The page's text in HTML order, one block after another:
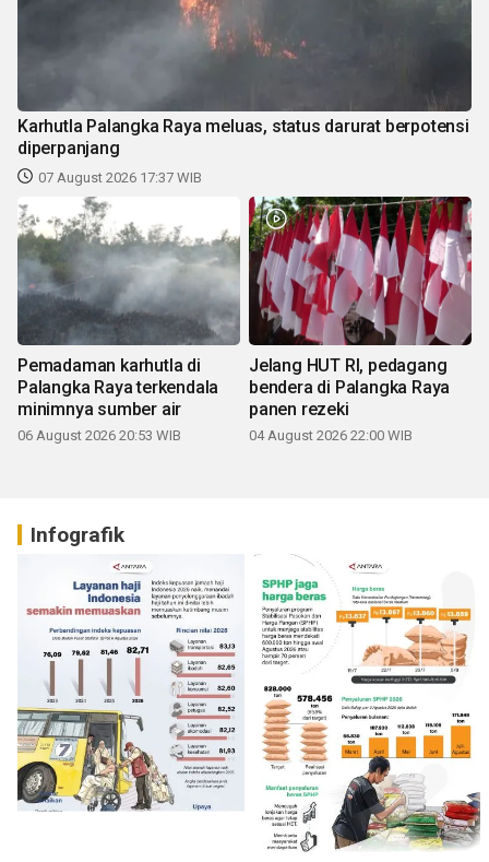
Karhutla Palangka Raya meluas, status darurat berpotensi
diperpanjang
07 August 2026 17:37 WIB
Pemadaman karhutla di
Palangka Raya terkendala
minimnya sumber air
06 August 2026 20:53 WIB
Jelang HUT RI, pedagang
bendera di Palangka Raya
panen rezeki
04 August 2026 22:00 WIB
Infografik